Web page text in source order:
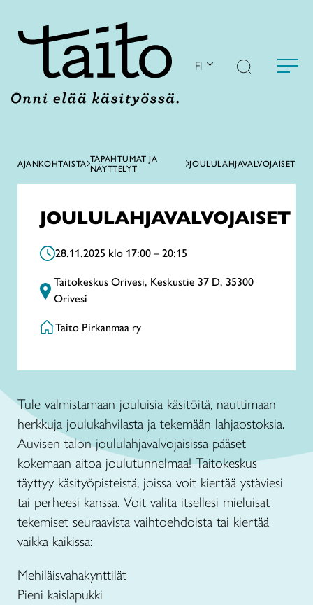
FI
AJANKOHTAISTA TAPAHTUMAT JA
NÄYTTELYT
JOULULAHJAVALVOJAISET
JOULULAHJAVALVOJAISET
28.11.2025 klo 17:00 – 20:15
Taitokeskus Orivesi, Keskustie 37 D, 35300
Orivesi
Taito Pirkanmaa ry
Tule valmistamaan jouluisia käsitöitä, nauttimaan
herkkuja joulukahvilasta ja tekemään lahjaostoksia.
Auvisen talon joululahjavalvojaisissa pääset
kokemaan aitoa joulutunnelmaa! Taitokeskus
täyttyy käsityöpisteistä, joissa voit kiertää ystäviesi
tai perheesi kanssa. Voit valita itsellesi mieluisat
tekemiset seuraavista vaihtoehdoista tai kiertää
vaikka kaikissa:
Mehiläisvahakynttilät
Pieni kaislapukki